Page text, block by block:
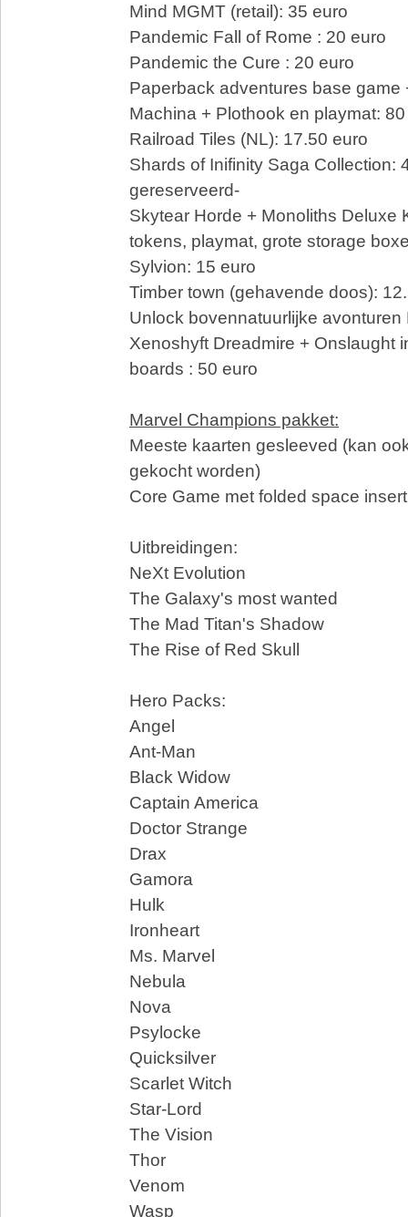
Mind MGMT (retail): 35 euro
Pandemic Fall of Rome : 20 euro
Pandemic the Cure : 20 euro
Paperback adventures base game
Machina + Plothook en playmat:
Railroad Tiles (NL): 17.50 euro
Shards of Inifinity Saga Collection:
gereserveerd-
Skytear Horde + Monoliths Deluxe
tokens, playmat, grote storage
Sylvion: 15 euro
Timber town (gehavende doos):
Unlock bovennatuurlijke avonturen
Xenoshyft Dreadmire + Onslaught
boards : 50 euro
Marvel Champions pakket:
Meeste kaarten gesleeved (kan
gekocht worden)
Core Game met folded space insert
Uitbreidingen:
NeXt Evolution
The Galaxy's most wanted
The Mad Titan's Shadow
The Rise of Red Skull
Hero Packs:
Angel
Ant-Man
Black Widow
Captain America
Doctor Strange
Drax
Gamora
Hulk
Ironheart
Ms. Marvel
Nebula
Nova
Psylocke
Quicksilver
Scarlet Witch
Star-Lord
The Vision
Thor
Venom
Wasp